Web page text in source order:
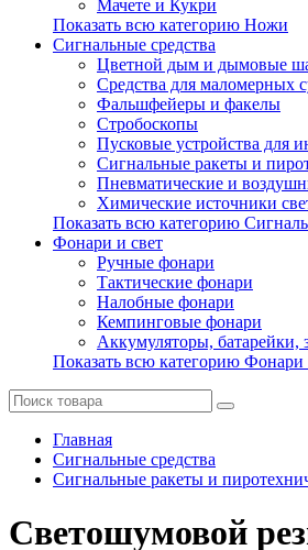
Мачете и Кукри
Показать всю категорию Ножи
Сигнальные средства
Цветной дым и дымовые
Средства для маломерных
Фальшфейеры и факелы
Стробоскопы
Пусковые устройства для
Сигнальные ракеты и
Пневматические и
Химические источники
Показать всю категорию
Фонари и свет
Ручные фонари
Тактические фонари
Налобные фонари
Кемпинговые фонари
Аккумуляторы, батарейки,
Показать всю категорию Фонари
Главная
Сигнальные средства
Сигнальные ракеты и
Светошумовой